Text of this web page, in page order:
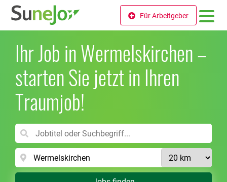
Für Arbeitgeber
Ihr Job in Wermelskirchen –
starten Sie jetzt in Ihren
Traumjob!